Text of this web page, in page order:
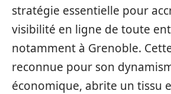
stratégie essentielle pour
visibilité en ligne de toute
notamment à Grenoble.
reconnue pour son
économique, abrite un tissu